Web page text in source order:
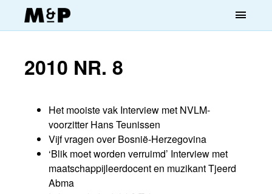
menu
2010 NR. 8
Het mooiste vak Interview met NVLM-
voorzitter Hans Teunissen
Vijf vragen over Bosnië-Herzegovina
‘Blik moet worden verruimd’ Interview met
maatschappijleerdocent en muzikant Tjeerd
Abma